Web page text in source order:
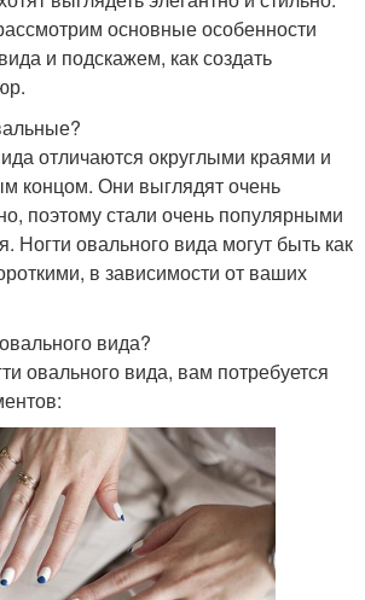
основные особенности
и подскажем, как создать
отличаются округлыми краями и
концом. Они выглядят очень
поэтому стали очень популярными
Ногти овального вида могут быть как
в зависимости от ваших
вида?
овального вида, вам потребуется